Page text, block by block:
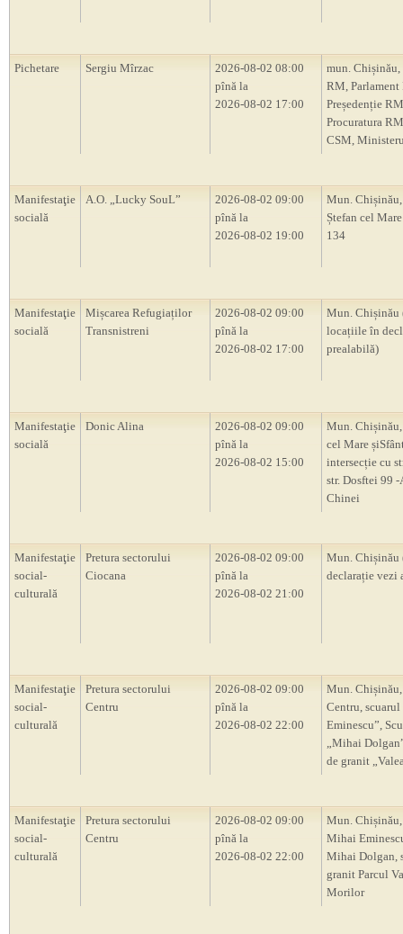
Pichetare Sergiu Mîrzac
2026-08-02 08:00
pînă la
2026-08-02 17:00
mun. Chișinău,
RM, Parlament
Președenție
Procuratura
CSM,
Manifestaţie
socială
A.O. „Lucky SouL”
2026-08-02 09:00
pînă la
2026-08-02 19:00
Mun.
Ștefan cel
134
Manifestaţie
socială
Mișcarea Refugiaților
Transnistreni
2026-08-02 09:00
pînă la
2026-08-02 17:00
Mun. Chișinău
locațiile în
prealabilă)
Manifestaţie
socială
Donic Alina
2026-08-02 09:00
pînă la
2026-08-02 15:00
Mun.
cel Mare
intersecție cu
str. Dosftei 99 -
Chinei
Manifestaţie
social-
culturală
Pretura sectorului
Ciocana
2026-08-02 09:00
pînă la
2026-08-02 21:00
Mun. Chișinău
declarație vezi
Manifestaţie
social-
culturală
Pretura sectorului
Centru
2026-08-02 09:00
pînă la
2026-08-02 22:00
Mun. Chișinău,
Centru,
Eminescu”,
„Mihai
de granit
Manifestaţie
social-
culturală
Pretura sectorului
Centru
2026-08-02 09:00
pînă la
2026-08-02 22:00
Mun.
Mihai
Mihai Dolgan,
granit Parcul
Morilor